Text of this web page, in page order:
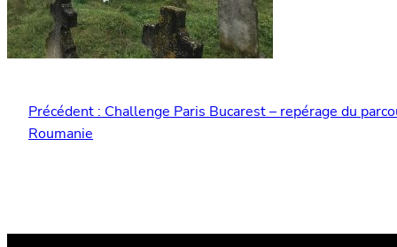
Précédent : Challenge Paris Bucarest – repérage du
Roumanie